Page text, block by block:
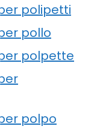
polipetti
pollo
polpette
polpo